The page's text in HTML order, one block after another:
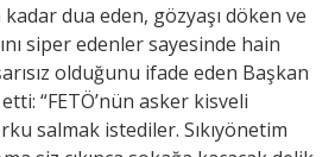
dua eden, gözyaşı döken ve
siper edenler sayesinde hain
olduğunu ifade eden Başkan
“FETÖ’nün asker kisveli
salmak istediler. Sıkıyönetim